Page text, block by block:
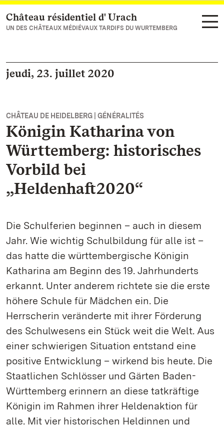
Vers la page d’accueil
Château résidentiel d' Urach
UN DES CHÂTEAUX MÉDIÉVAUX TARDIFS DU WURTEMBERG
jeudi, 23. juillet 2020
CHÂTEAU DE HEIDELBERG | GÉNÉRALITÉS
Königin Katharina von
Württemberg: historisches
Vorbild bei
„Heldenhaft2020“
Die Schulferien beginnen – auch in diesem
Jahr. Wie wichtig Schulbildung für alle ist –
das hatte die württembergische Königin
Katharina am Beginn des 19. Jahrhunderts
erkannt. Unter anderem richtete sie die erste
höhere Schule für Mädchen ein. Die
Herrscherin veränderte mit ihrer Förderung
des Schulwesens ein Stück weit die Welt. Aus
einer schwierigen Situation entstand eine
positive Entwicklung – wirkend bis heute. Die
Staatlichen Schlösser und Gärten Baden-
Württemberg erinnern an diese tatkräftige
Königin im Rahmen ihrer Heldenaktion für
alle. Mit vier historischen Heldinnen und